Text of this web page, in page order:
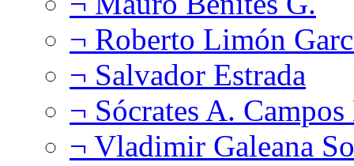
¬ Roberto Limón
¬ Salvador Estrada
¬ Sócrates A.
¬ Vladimir Galeana